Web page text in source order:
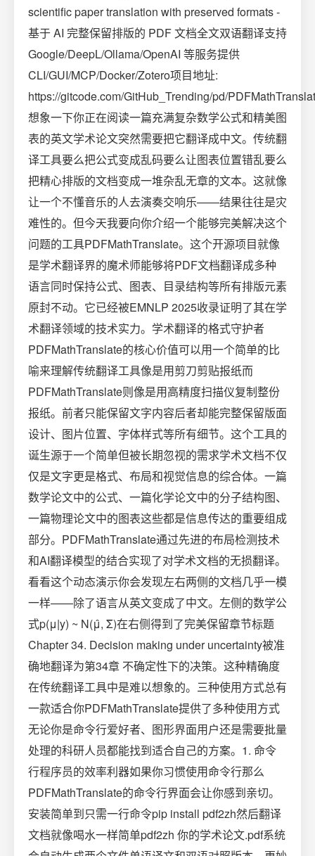
scientific paper translation with preserved formats -
基于 AI 完整保留排版的 PDF 文档全文双语翻译支持
Google/DeepL/Ollama/OpenAI 等服务提供
CLI/GUI/MCP/Docker/Zotero项目地址:
https://gitcode.com/GitHub_Trending/pd/
想象一下你正在阅读一篇充满复杂数学公式和精美图
表的英文学术论文突然需要把它翻译成中文。传统翻
译工具要么把公式变成乱码要么让图表位置错乱要么
把精心排版的文档变成一堆杂乱无章的文本。这就像
让一个不懂音乐的人去演奏交响乐——结果往往是灾
难性的。但今天我要向你介绍一个能够完美解决这个
问题的工具PDFMathTranslate。这个开源项目就像
是学术翻译界的魔术师能够将PDF文档翻译成多种
语言同时保持公式、图表、目录结构等所有排版元素
原封不动。它已经被EMNLP 2025收录证明了其在学
术翻译领域的技术实力。学术翻译的格式守护者
PDFMathTranslate的核心价值可以用一个简单的比
喻来理解传统翻译工具像是用剪刀剪贴报纸而
PDFMathTranslate则像是用高精度扫描仪复制整份
报纸。前者只能保留文字内容后者却能完整保留版面
设计、图片位置、字体样式等所有细节。这个工具的
诞生源于一个简单但被长期忽视的需求学术文档不仅
仅是文字更是格式、布局和视觉信息的综合体。一篇
数学论文中的公式、一篇化学论文中的分子结构图、
一篇物理论文中的图表这些都是信息传达的重要组成
部分。PDFMathTranslate通过先进的布局检测技术
和AI翻译模型的结合实现了对学术文档的无损翻译。
看看这个动态演示你会发现左右两侧的文档几乎一模
一样——除了语言从英文变成了中文。左侧的数学公
式p(μ|y) ~ N(μ̂, Σ̂)在右侧得到了完美保留章节标题
Chapter 34. Decision making under uncertainty被准
确地翻译为第34章 不确定性下的决策。这种精确度
在传统翻译工具中是难以想象的。三种使用方式总有
一款适合你PDFMathTranslate提供了多种使用方式
无论你是命令行爱好者、图形界面用户还是需要批量
处理的科研人员都能找到适合自己的方案。1. 命令
行程序员的效率利器如果你习惯使用命令行那么
PDFMathTranslate的命令行界面会让你感到亲切。
安装简单到只需一行命令pip install pdf2zh然后翻译
文档就像喝水一样简单pdf2zh 你的学术论文.pdf系统